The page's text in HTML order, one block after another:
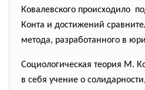
Ковалевского происходило
Конта и достижений
метода, разработанного в
Социологическая теория М.
в себя учение о